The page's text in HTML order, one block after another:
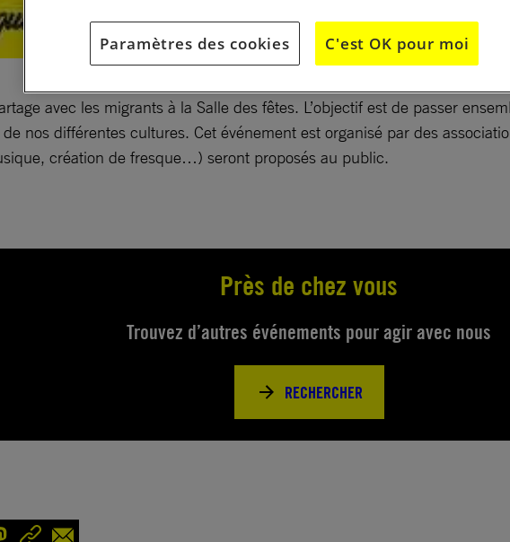
avec les migrants à la Salle des fêtes. L’objectif est de passer
nos différentes cultures. Cet événement est organisé par des
création de fresque…) seront proposés au public.
Près de chez vous
Trouvez d’autres événements pour agir avec nous
RECHERCHER
Paramètres des cookies C'est OK pour moi